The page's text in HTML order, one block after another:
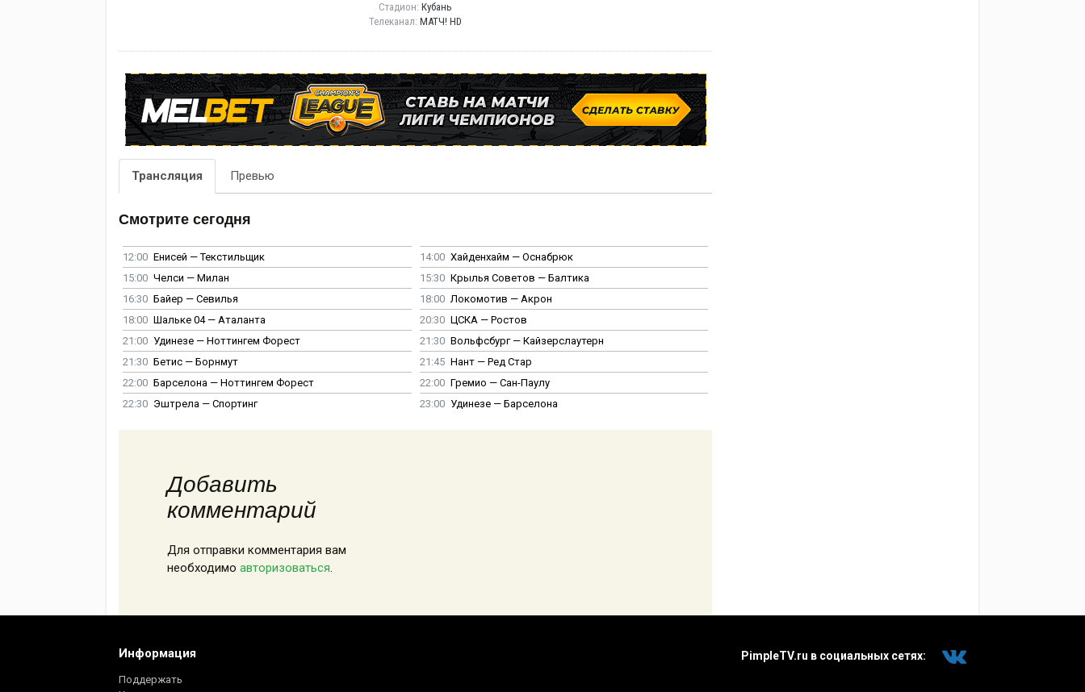
Стадион: Кубань
Телеканал: МАТЧ! HD
Трансляция Превью
Смотрите сегодня
12:00 Енисей — Текстильщик 14:00 Хайденхайм — Оснабрюк
15:00 Челси — Милан 15:30 Крылья Советов — Балтика
16:30 Байер — Севилья 18:00 Локомотив — Акрон
18:00 Шальке 04 — Аталанта 20:30 ЦСКА — Ростов
21:00 Удинезе — Ноттингем Форест 21:30 Вольфсбург — Кайзерслаутерн
21:30 Бетис — Борнмут 21:45 Нант — Ред Стар
22:00 Барселона — Ноттингем Форест 22:00 Гремио — Сан-Паулу
22:30 Эштрела — Спортинг 23:00 Удинезе — Барселона
Добавить
комментарий
Для отправки комментария вам
необходимо авторизоваться.
Информация
Поддержать
PimpleTV.ru в социальных сетях: